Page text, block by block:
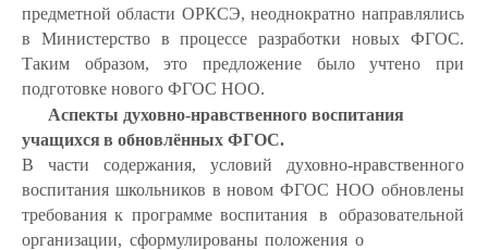
предметной области ОРКСЭ, неоднократно направлялись
в Министерство в процессе разработки новых ФГОС.
Таким образом, это предложение было учтено при
подготовке нового ФГОС НОО.
Аспекты духовно-нравственного воспитания
учащихся в обновлённых ФГОС.
В части содержания, условий духовно-нравственного
воспитания школьников в новом ФГОС НОО обновлены
требования к программе воспитания
в
образовательной
организации, сформулированы положения о